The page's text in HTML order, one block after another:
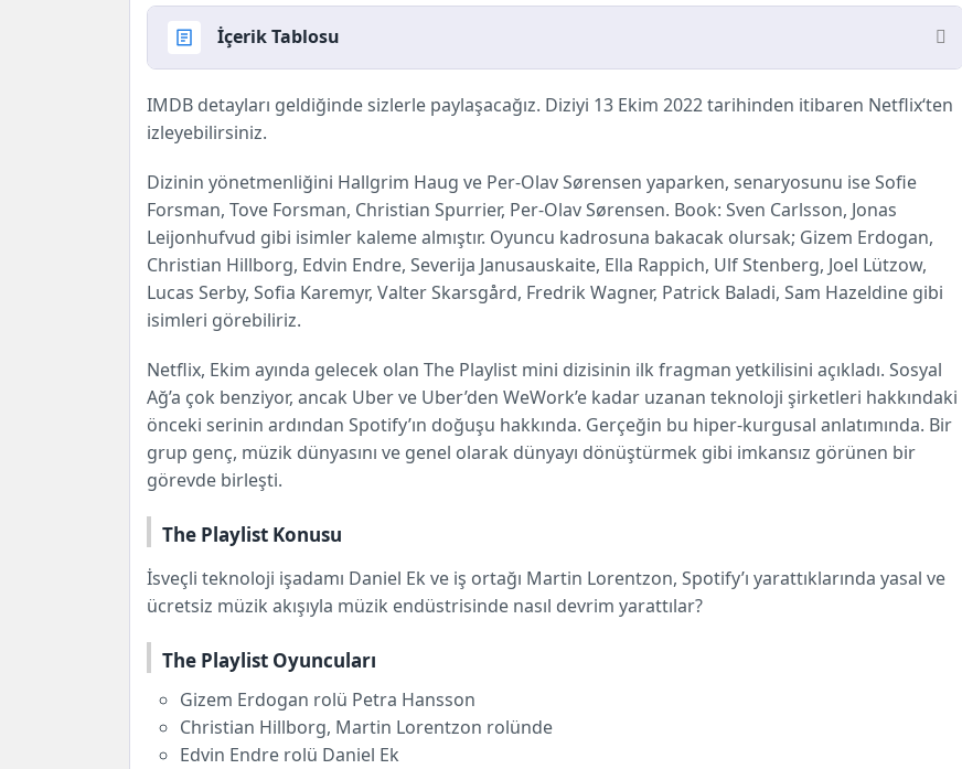
İçerik Tablosu
The Playlist Dizisi Hakkında
The Playlist Konusu
IMDB detayları geldiğinde sizlerle paylaşacağız. Diziyi 13 Ekim 2022 tarihinden itibaren Netflix‘ten
izleyebilirsiniz.
Dizinin yönetmenliğini Hallgrim Haug ve Per-Olav Sørensen yaparken, senaryosunu ise Sofie
Forsman, Tove Forsman, Christian Spurrier, Per-Olav Sørensen. Book: Sven Carlsson, Jonas
Leijonhufvud gibi isimler kaleme almıştır. Oyuncu kadrosuna bakacak olursak; Gizem Erdogan,
Christian Hillborg, Edvin Endre, Severija Janusauskaite, Ella Rappich, Ulf Stenberg, Joel Lützow,
Lucas Serby, Sofia Karemyr, Valter Skarsgård, Fredrik Wagner, Patrick Baladi, Sam Hazeldine gibi
isimleri görebiliriz.
Netflix, Ekim ayında gelecek olan The Playlist mini dizisinin ilk fragman yetkilisini açıkladı. Sosyal
Ağ’a çok benziyor, ancak Uber ve Uber’den WeWork’e kadar uzanan teknoloji şirketleri hakkındaki
önceki serinin ardından Spotify’ın doğuşu hakkında. Gerçeğin bu hiper-kurgusal anlatımında. Bir
grup genç, müzik dünyasını ve genel olarak dünyayı dönüştürmek gibi imkansız görünen bir
görevde birleşti.
The Playlist Konusu
İsveçli teknoloji işadamı Daniel Ek ve iş ortağı Martin Lorentzon, Spotify’ı yarattıklarında yasal ve
ücretsiz müzik akışıyla müzik endüstrisinde nasıl devrim yarattılar?
The Playlist Oyuncuları
Gizem Erdogan rolü Petra Hansson
Christian Hillborg, Martin Lorentzon rolünde
Edvin Endre rolü Daniel Ek